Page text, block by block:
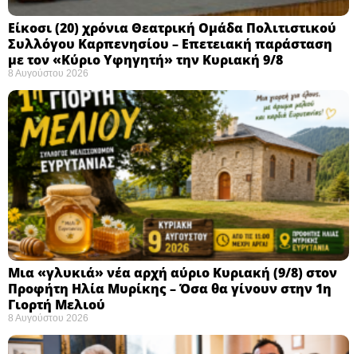
Eίκοσι (20) χρόνια Θεατρική Ομάδα Πολιτιστικού
Συλλόγου Καρπενησίου – Επετειακή παράσταση
με τον «Κύριο Υφηγητή» την Κυριακή 9/8
8 Αυγούστου 2026
Μια «γλυκιά» νέα αρχή αύριο Κυριακή (9/8) στον
Προφήτη Ηλία Μυρίκης – Όσα θα γίνουν στην 1η
Γιορτή Μελιού
8 Αυγούστου 2026